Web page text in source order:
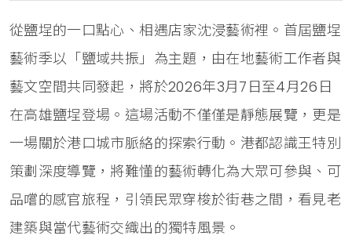
從鹽埕的一口點心、相遇店家沈浸藝術裡。首屆鹽埕
藝術季以「鹽域共振」為主題，由在地藝術工作者與
藝文空間共同發起，將於2026年3月7日至4月26日
在高雄鹽埕登場。這場活動不僅僅是靜態展覽，更是
一場關於港口城市脈絡的探索行動。港都認識王特別
策劃深度導覽，將難懂的藝術轉化為大眾可參與、可
品嚐的感官旅程，引領民眾穿梭於街巷之間，看見老
建築與當代藝術交織出的獨特風景。